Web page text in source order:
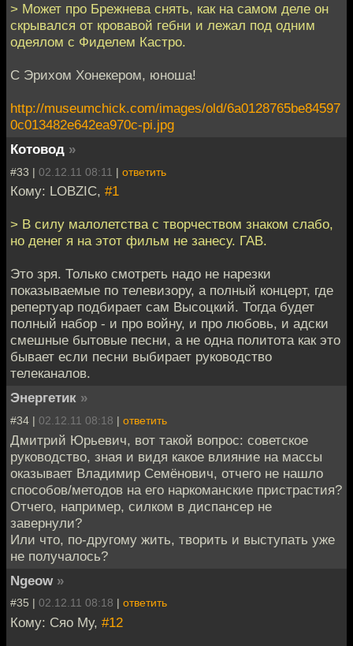
> Может про Брежнева снять, как на самом деле он
скрывался от кровавой гебни и лежал под одним
одеялом с Фиделем Кастро.
С Эрихом Хонекером, юноша!
http://museumchick.com/images/old/6a0128765be84597
0c013482e642ea970c-pi.jpg
Котовод »
#33 | 02.12.11 08:11 | ответить
Кому: LOBZIC, #1
> В силу малолетства с творчеством знаком слабо,
но денег я на этот фильм не занесу. ГАВ.
Это зря. Только смотреть надо не нарезки
показываемые по телевизору, а полный концерт, где
репертуар подбирает сам Высоцкий. Тогда будет
полный набор - и про войну, и про любовь, и адски
смешные бытовые песни, а не одна политота как это
бывает если песни выбирает руководство
телеканалов.
Энергетик »
#34 | 02.12.11 08:18 | ответить
Дмитрий Юрьевич, вот такой вопрос: советское
руководство, зная и видя какое влияние на массы
оказывает Владимир Семёнович, отчего не нашло
способов/методов на его наркоманские пристрастия?
Отчего, например, силком в диспансер не
завернули?
Или что, по-другому жить, творить и выступать уже
не получалось?
Ngeow »
#35 | 02.12.11 08:18 | ответить
Кому: Сяо Му, #12